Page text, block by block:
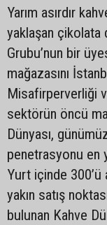
Yarım asırdır
yaklaşan çikolata
Grubu’nun bir
mağazasını
Misafirperverliği
sektörün öncü
Dünyası,
penetrasyonu en
Yurt içinde 300’ü
yakın satış
bulunan Kahve